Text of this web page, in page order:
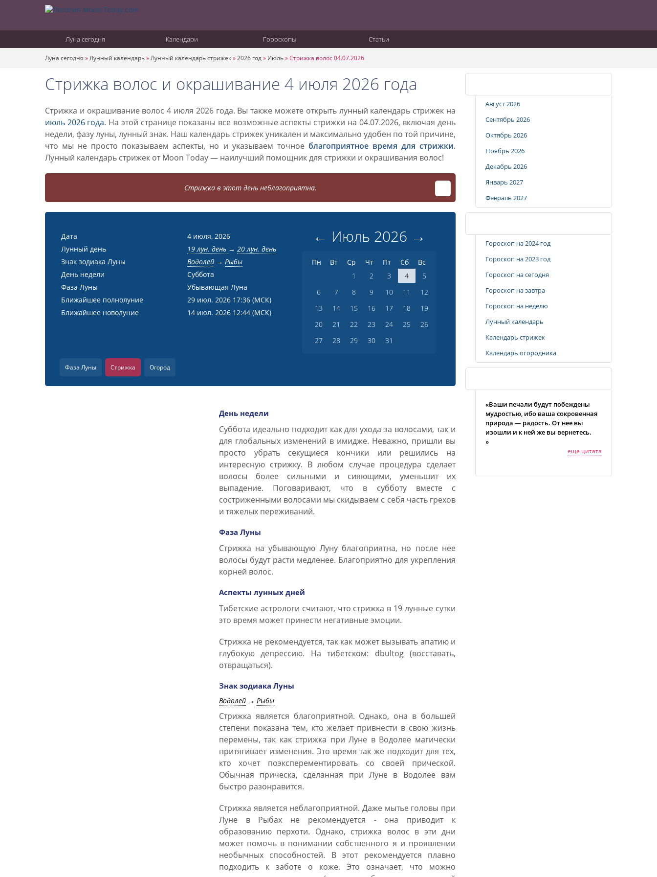
Луна сегодня Календари Гороскопы Статьи
Луна сегодня »Лунный календарь»Лунный календарь стрижек»2026 год» Июль»Стрижка волос 04.07.2026
Стрижка волос и окрашивание 4 июля 2026 года
Стрижка и окрашивание волос 4 июля 2026 года. Вы также можете открыть лунный календарь стрижек на
июль 2026 года. На этой странице показаны все возможные аспекты стрижки на 04.07.2026, включая день
недели, фазу луны, лунный знак. Наш календарь стрижек уникален и максимально удобен по той причине,
что мы не просто показываем аспекты, но и указываем точное благоприятное время для стрижки.
Лунный календарь стрижек от Moon Today — наилучший помощник для стрижки и окрашивания волос!
Стрижка в этот день неблагоприятна.
Дата
4 июля, 2026
Лунный день
19 лун. день → 20 лун. день
Знак зодиака Луны
Водолей→ Рыбы
День недели
Суббота
Фаза Луны
Убывающая Луна
Ближайшее полнолуние
29 июл. 2026 17:36 (МСК)
Ближайшее новолуние
14 июл. 2026 12:44 (МСК)
← Июль 2026 →
Пн Вт Ср Чт Пт Сб
Вс
1
2 3 4
5
6
7 8 9 10 11
12
13
14 15 16 17 18
19
20
21 22 23 24 25
26
27
28 29 30 31
Фаза Луны Стрижка Огород
День недели
Суббота идеально подходит как для ухода за волосами, так и
для глобальных изменений в имидже. Неважно, пришли вы
просто убрать секущиеся кончики или решились на
интересную стрижку. В любом случае процедура сделает
волосы более сильными и сияющими, уменьшит их
выпадение. Поговаривают, что в субботу вместе с
состриженными волосами мы скидываем с себя часть грехов
и тяжелых переживаний.
Фаза Луны
Стрижка на убывающую Луну благоприятна, но после нее
волосы будут расти медленее. Благоприятно для укрепления
корней волос.
Аспекты лунных дней
Тибетские астрологи считают, что стрижка в 19 лунные сутки
это время может принести негативные эмоции.
Стрижка не рекомендуется, так как может вызывать апатию и
глубокую депрессию. На тибетском: dbultog (восставать,
отвращаться).
Знак зодиака Луны
Водолей→ Рыбы
Стрижка является благоприятной. Однако, она в большей
степени показана тем, кто желает привнести в свою жизнь
перемены, так как стрижка при Луне в Водолее магически
притягивает изменения. Это время так же подходит для тех,
кто хочет поэксперементировать со своей прической.
Обычная прическа, сделанная при Луне в Водолее вам
быстро разонравится.
Стрижка является неблагоприятной. Даже мытье головы при
Луне в Рыбах не рекомендуется - она приводит к
образованию перхоти. Однако, стрижка волос в эти дни
может помочь в понимании собственного я и проявлении
необычных способностей. В этот рекомендуется плавно
подходить к заботе о коже. Это означает, что можно
Август 2026
Сентябрь 2026
Октябрь 2026
Ноябрь 2026
Декабрь 2026
Январь 2027
Февраль 2027
Гороскоп на 2024 год
Гороскоп на 2023 год
Гороскоп на сегодня
Гороскоп на завтра
Гороскоп на неделю
Лунный календарь
Календарь стрижек
Календарь огородника
«Ваши печали будут побеждены
мудpостью, ибо ваша сокpовенная
пpиpода — pадость. От нее вы
изошли и к ней же вы веpнетесь.
»
еще цитата